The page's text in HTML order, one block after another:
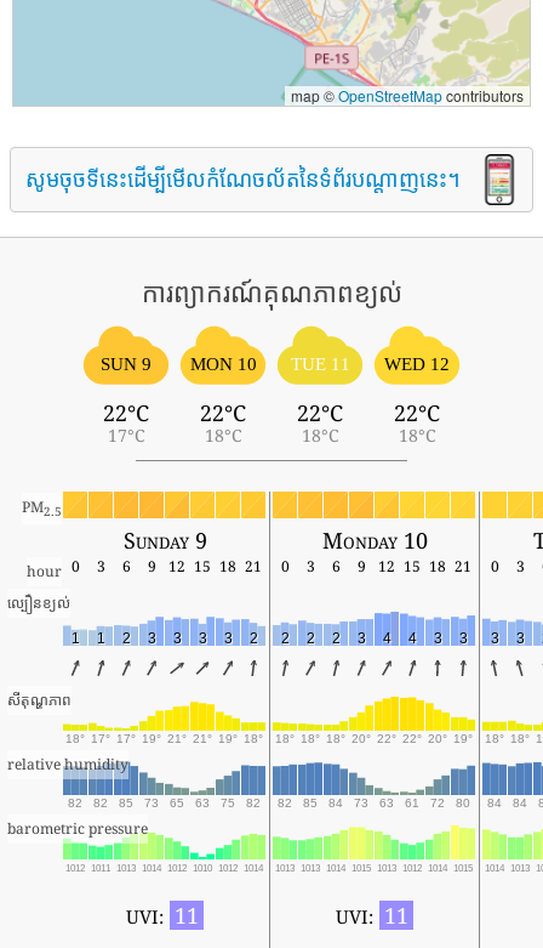
map ©OpenStreetMapcontributors
សូមចុចទីនេះដើម្បីមើលកំណែចល័តនៃទំព័របណ្តាញនេះ។
ការព្យាករណ៍គុណភាពខ្យល់
SUN 9
22°C
17°C
MON 10
22°C
18°C
TUE 11
22°C
18°C
WED 12
22°C
18°C
PM2.5
Sunday 9 Monday 10
hour 0 3 6 9 12 15 18 21 0 3 6 9 12 15 18 21 0 3
ល្បឿនខ្យល់
1 1 2 3 3 3 3 2 2 2 2 3 4 4 3 3 3 3
សីតុណ្ហភាព
18° 17° 17° 19° 21° 21° 19° 18° 18° 18° 18° 20° 22° 22° 20° 19° 18° 18°
relative humidity
82 82 85 73 65 63 75 82 82 85 84 73 63 61 72 80 84 84
barometric pressure
1012 1011 1013 1014 1012 1010 1012 1014 1013 1013 1014 1015 1013 1012 1014 1015 1014 1013
UVI: 11 UVI: 11